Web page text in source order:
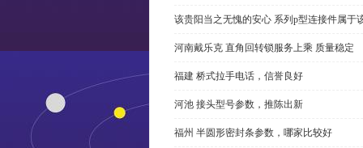
该贵阳当之无愧的安心 系列p型连接件属于
河南戴乐克 直角回转锁服务上乘 质量稳定
福建 桥式拉手电话，信誉良好
河池 接头型号参数，推陈出新
福州 半圆形密封条参数，哪家比较好